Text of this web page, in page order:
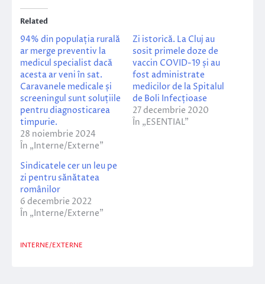
Related
94% din populația rurală
ar merge preventiv la
medicul specialist dacă
acesta ar veni în sat.
Caravanele medicale și
screeningul sunt soluțiile
pentru diagnosticarea
timpurie.
28 noiembrie 2024
În „Interne/Externe”
Zi istorică. La Cluj au
sosit primele doze de
vaccin COVID-19 și au
fost administrate
medicilor de la Spitalul
de Boli Infecțioase
27 decembrie 2020
În „ESENTIAL”
Sindicatele cer un leu pe
zi pentru sănătatea
românilor
6 decembrie 2022
În „Interne/Externe”
INTERNE/EXTERNE